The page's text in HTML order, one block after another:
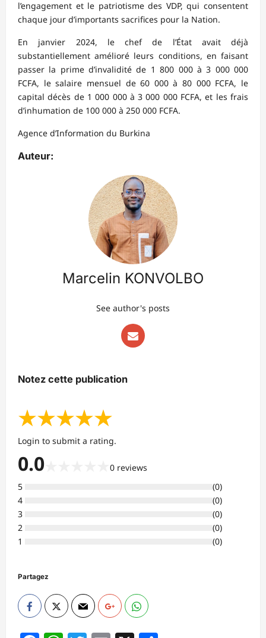
l’engagement et le patriotisme des VDP, qui consentent
chaque jour d’importants sacrifices pour la Nation.
En janvier 2024, le chef de l’État avait déjà
substantiellement amélioré leurs conditions, en faisant
passer la prime d’invalidité de 1 800 000 à 3 000 000
FCFA, le salaire mensuel de 60 000 à 80 000 FCFA, le
capital décès de 1 000 000 à 3 000 000 FCFA, et les frais
d’inhumation de 100 000 à 250 000 FCFA.
Agence d’Information du Burkina
Auteur:
Marcelin KONVOLBO
See author's posts
Notez cette publication
★★★★★
Login to submit a rating.
0.0 0 reviews
5
(0)
4
(0)
3
(0)
2
(0)
1
(0)
Partagez